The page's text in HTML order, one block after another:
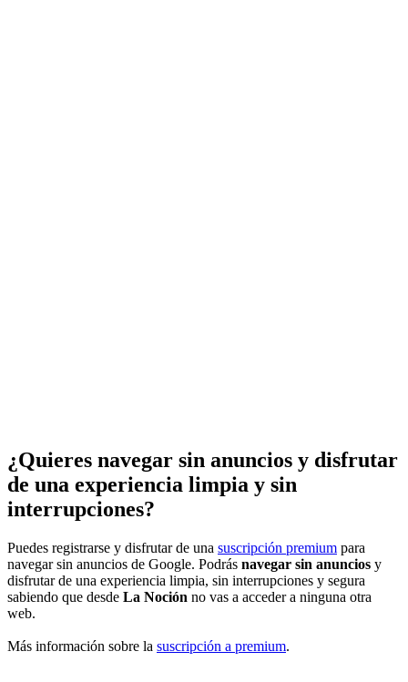
¿Quieres navegar sin anuncios y disfrutar
de una experiencia limpia y sin
interrupciones?
Puedes registrarse y disfrutar de una suscripción premium para
navegar sin anuncios de Google. Podrás navegar sin anuncios y
disfrutar de una experiencia limpia, sin interrupciones y segura
sabiendo que desde La Noción no vas a acceder a ninguna otra
web.
Más información sobre la suscripción a premium.